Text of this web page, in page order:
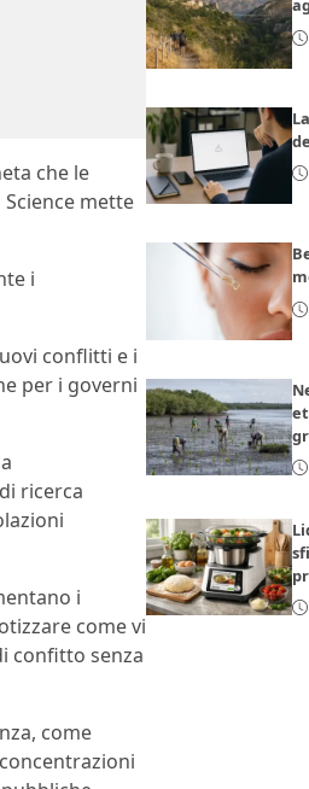
che le
mette
i
conflitti e i
per i governi
ricerca
i
come vi
confitto senza
come